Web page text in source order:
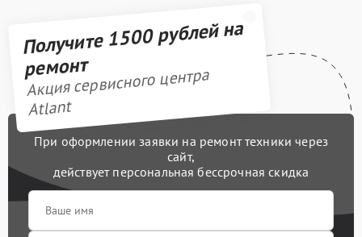
Получите 1500 рублей на
ремонт
Акция сервисного центра
Atlant
При оформлении заявки на ремонт техники через
сайт,
действует персональная бессрочная скидка